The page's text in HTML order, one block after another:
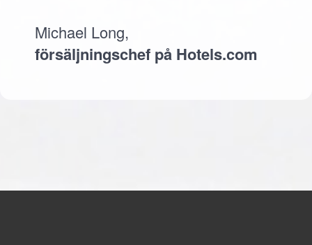
Michael Long,
försäljningschef på Hotels.com